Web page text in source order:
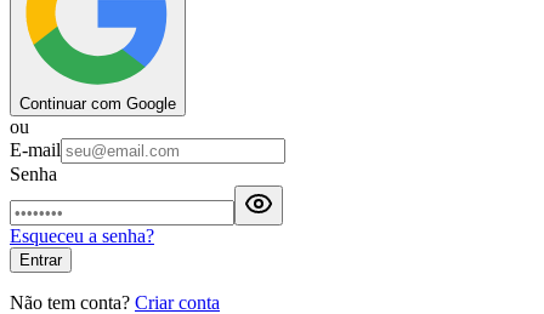
Continuar com Google
ou
E-mail
Senha
Esqueceu a senha?
Entrar
Não tem conta? Criar conta